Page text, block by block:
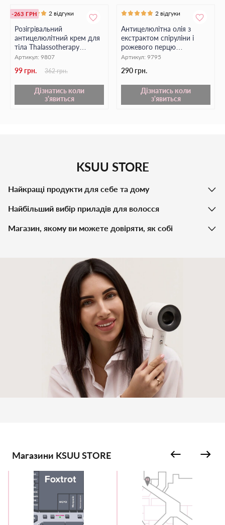
Вітаміни для підтримки здоров'я шкіри:
Вітамін Е (токоферол):
Захищає шкіру від
ультрафіолетових променів і сповільнює процеси старіння.
Вітамін F (жирні кислоти):
Відновлює ліпідний шар шкіри,
надає зволожуючу та заспокійливу дію.
IVVI антицелюлітна олія не просто доглядає за шкірою, а
працює на її вдосконалення, роблячи її більш гладенькою,
м'якою та еластичною. Використовуючи цей продукт
-263 ГРН 2 відгуки
Розігрівальний
антицелюлітний крем для
тіла Thalassotherapy
HOLLYSKIN, 250 мл
Артикул: 9807
99 грн. 362 грн.
Дізнатись коли
з'явиться
2 відгуки
Антицелюлітна олія з
екстрактом спіруліни і
рожевого перцю
Thalassotherapy, 100 мл
Артикул: 9795
290 грн.
Дізнатись коли
з'явиться
KSUU STORE
Найкращі продукти для себе та дому
Найбільший вибір приладів для волосся
Магазин, якому ви можете довіряти, як собі
Магазини KSUU STORE